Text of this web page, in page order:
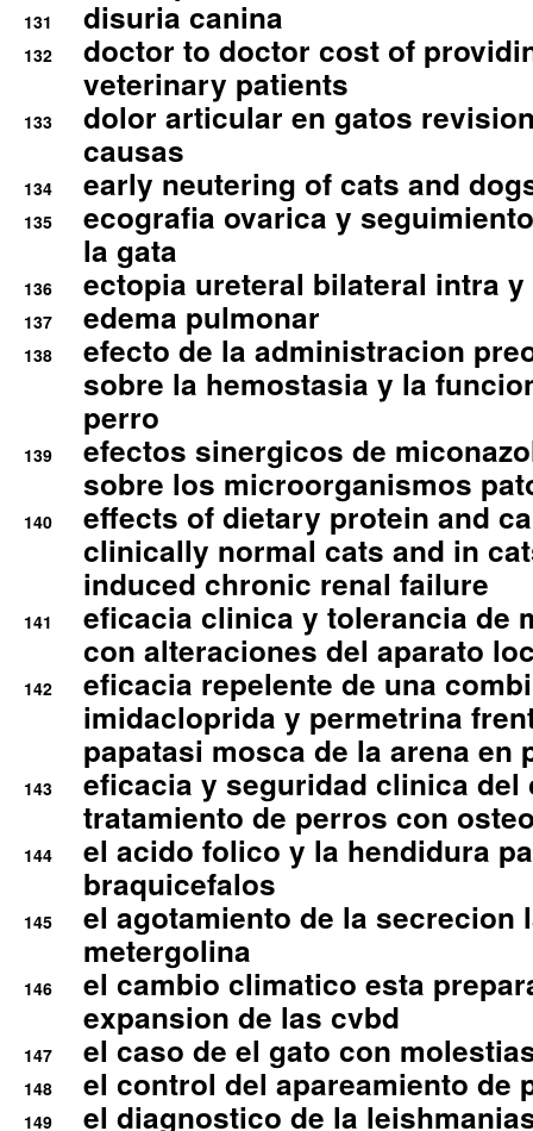
131 disuria canina
132
doctor to doctor cost of
veterinary patients
133
dolor articular en gatos
causas
134 early neutering of cats and
135
ecografia ovarica y
la gata
136 ectopia ureteral bilateral intra
137 edema pulmonar
138
efecto de la administracion
sobre la hemostasia y la
perro
139
efectos sinergicos de
sobre los microorganismos
140
effects of dietary protein and
clinically normal cats and in
induced chronic renal failure
141
eficacia clinica y tolerancia de
con alteraciones del aparato
142
eficacia repelente de una
imidacloprida y permetrina
papatasi mosca de la arena en
143
eficacia y seguridad clinica del
tratamiento de perros con
144
el acido folico y la hendidura
braquicefalos
145
el agotamiento de la secrecion
metergolina
146
el cambio climatico esta
expansion de las cvbd
147 el caso de el gato con
148 el control del apareamiento de
149 el diagnostico de la